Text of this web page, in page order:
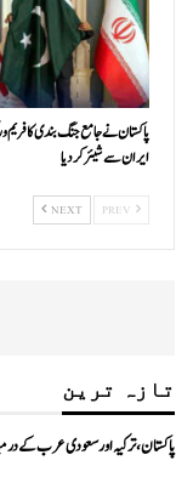
پاکستان نے جامع جنگ بندی کا فریم
ایران سے شیئر کر دیا
NEXT
تازہ ترین
پاکستان، ترکیہ اور سعودی عرب کے